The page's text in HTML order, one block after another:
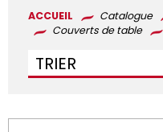
ACCUEIL Catalogue
Couverts de table
TRIER